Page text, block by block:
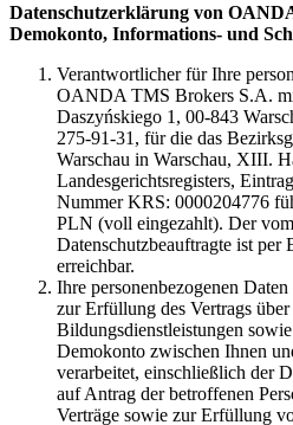
Datenschutzerklärung von
Demokonto, Informations- und
Verantwortlicher für Ihre
OANDA TMS Brokers S.A.
Daszyńskiego 1, 00-843
275-91-31, für die das
Warschau in Warschau, XIII.
Landesgerichtsregisters,
Nummer KRS: 0000204776
PLN (voll eingezahlt). Der
Datenschutzbeauftragte ist per
erreichbar.
Ihre personenbezogenen
zur Erfüllung des Vertrags
Bildungsdienstleistungen
Demokonto zwischen Ihnen
verarbeitet, einschließlich der
auf Antrag der betroffenen
Verträge sowie zur Erfüllung